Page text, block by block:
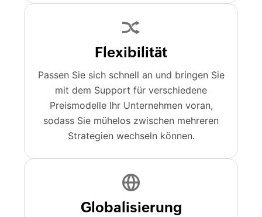
Flexibilität
Passen Sie sich schnell an und bringen Sie
mit dem Support für verschiedene
Preismodelle Ihr Unternehmen voran,
sodass Sie mühelos zwischen mehreren
Strategien wechseln können.
Globalisierung